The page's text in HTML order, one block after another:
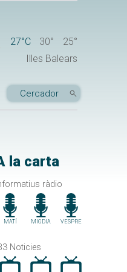
27°C 30°
25°
Illes Balears
la carta
ràdio
MATÍ MIGDIA VESPRE
Noticies